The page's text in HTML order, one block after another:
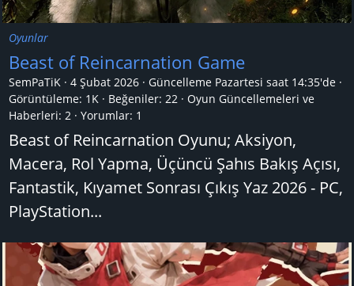
Oyunlar
Beast of Reincarnation Game
SemPaTiK 4 Şubat 2026 Güncelleme Pazartesi saat 14:35'de
Görüntüleme: 1K
Beğeniler: 22
Oyun Güncellemeleri ve
Haberleri: 2 Yorumlar: 1
Beast of Reincarnation Oyunu; Aksiyon,
Macera, Rol Yapma, Üçüncü Şahıs Bakış Açısı,
Fantastik, Kıyamet Sonrası Çıkış Yaz 2026 - PC,
PlayStation...